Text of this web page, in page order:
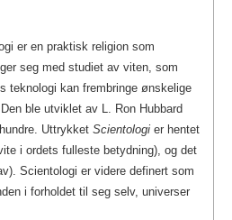
er en praktisk religion som
seg med studiet av viten, som
teknologi kan frembringe ønskelige
ble utviklet av L. Ron Hubbard
Uttrykket Scientologi er hentet
i ordets fulleste betydning), og det
Scientologi er videre definert som
i forholdet til seg selv, universer